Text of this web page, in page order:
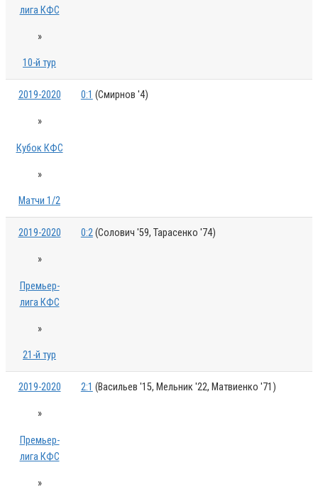
лига КФС
»
10-й тур
2019-2020
»
Кубок КФС
»
Матчи 1/2
0:1 (Смирнов '4)
2019-2020
»
Премьер-
лига КФС
»
21-й тур
0:2(Солович '59, Тарасенко '74)
2019-2020
»
Премьер-
лига КФС
»
2:1 (Васильев '15, Мельник '22, Матвиенко '71)